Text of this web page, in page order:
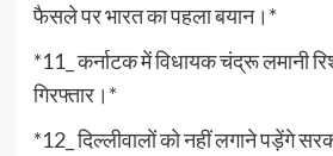
फैसले पर भारत का पहला बयान।*
*11_ कर्नाटक में विधायक चंद्रू लमानी
गिरफ्तार।*
*12_ दिल्लीवालों को नहीं लगाने पड़ेंगे